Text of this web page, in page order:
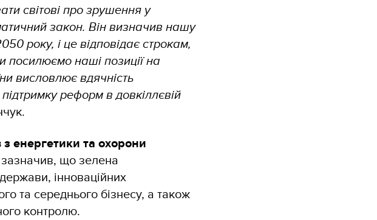
світові про зрушення у
закон. Він визначив нашу
року, і це відповідає строкам,
наші позиції на
висловлює вдячність
реформ в довкіллєвій
енергетики та охорони
зазначив, що зелена
інноваційних
та середнього бізнесу, а також
контролю.